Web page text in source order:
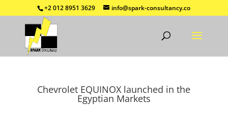
+2 012 8951 3629 info@spark-consultancy.co
Chevrolet EQUINOX launched in the
Egyptian Markets